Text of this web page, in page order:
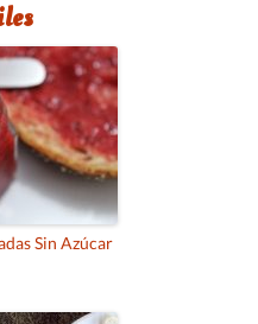
Sin Azúcar